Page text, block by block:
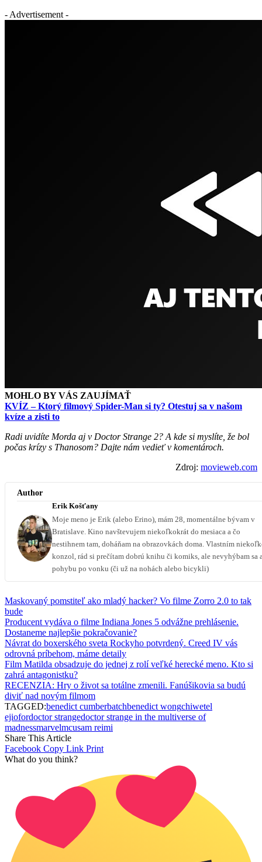
- Advertisement -
MOHLO BY VÁS ZAUJÍMAŤ
KVÍZ – Ktorý filmový Spider-Man si ty? Otestuj sa v našom
kvíze a zisti to
Radi uvidíte Morda aj v Doctor Strange 2? A kde si myslíte, že bol
počas krízy s Thanosom? Dajte nám vedieť v komentároch.
Zdroj: movieweb.com
Author
Erik Košťany
Moje meno je Erik (alebo Erino), mám 28, momentálne bývam v
Bratislave. Kino navštevujem niekoľkokrát do mesiaca a čo
nestihnem tam, doháňam na obrazovkách doma. Vlastním
konzol, rád si prečítam dobrú knihu či komiks, ale nevyhýbam sa
pohybu po vonku (či už na nohách alebo bicykli)
Maskovaný pomstiteľ ako mladý hacker? Vo filme Zorro 2.0 to tak
bude
Producent vydáva o filme Indiana Jones 5 odvážne prehlásenie.
Dostaneme najlepšie pokračovanie?
Návrat do boxerského sveta Rockyho potvrdený. Creed IV vás
odrovná príbehom, máme detaily
Film Matilda obsadzuje do jednej z rolí veľké herecké meno. Kto si
zahrá antagonistku?
RECENZIA: Hry o život sa totálne zmenili. Fanúšikovia sa budú
diviť nad novým filmom
TAGGED:benedict cumberbatchbenedict wongchiwetel
ejiofordoctor strangedoctor strange in the multiverse of
madnessmarvelmcusam reimi
Share This Article
Facebook Copy Link Print
What do you think?